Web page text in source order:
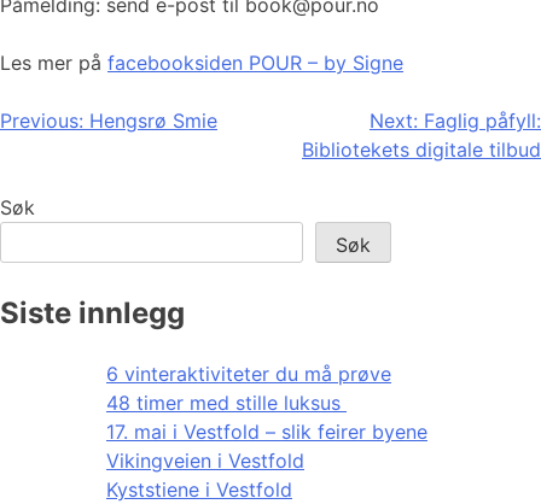
Påmelding: send e-post til book@pour.no
Les mer på facebooksiden POUR – by Signe
Innleggsnavigasjon
Previous: Hengsrø Smie Next: Faglig påfyll:
Bibliotekets digitale tilbud
Søk
Søk
Siste innlegg
6 vinteraktiviteter du må prøve
48 timer med stille luksus
17. mai i Vestfold – slik feirer byene
Vikingveien i Vestfold
Kyststiene i Vestfold